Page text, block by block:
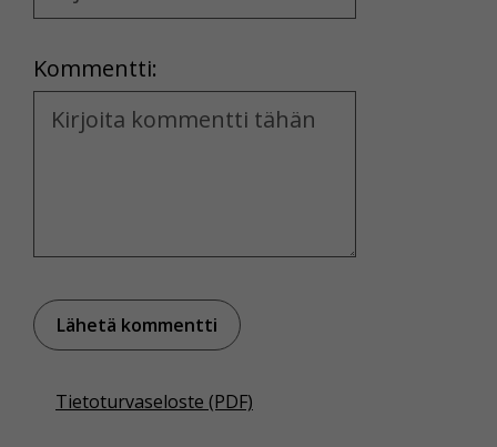
Kommentti:
Kommentti
Tietoturvaseloste (PDF)